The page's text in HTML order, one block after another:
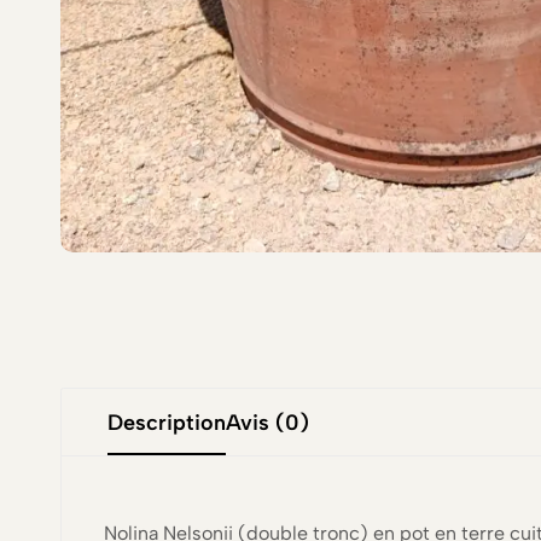
DescriptionAvis (0)
Nolina Nelsonii (double tronc) en pot en terre